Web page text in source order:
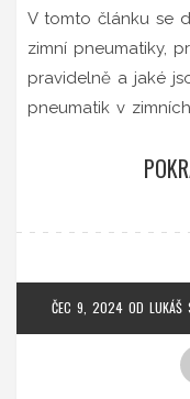
V tomto článku se
zimní pneumatiky,
pravidelně a jaké
pneumatik v
ČEC 9, 2024 OD LUKÁŠ